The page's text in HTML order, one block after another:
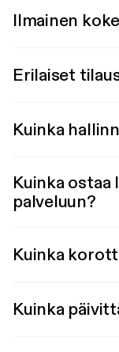
Ilmainen
Erilaiset
Kuinka
Kuinka
palveluun?
Kuinka
Kuinka